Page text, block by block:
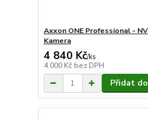
Axxon ONE Professional -
Kamera
4 840 Kč/ks
4 000 Kč bez DPH
Přidat